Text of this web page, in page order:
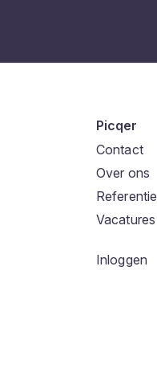
Picqer
Contact
Over ons
Vacatures
Inloggen